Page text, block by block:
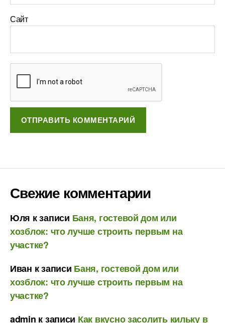
Сайт
Свежие комментарии
Юля к записи Баня, гостевой дом или
хозблок: что лучше строить первым на
участке?
Иван к записи Баня, гостевой дом или
хозблок: что лучше строить первым на
участке?
admin к записи Как вкусно засолить кильку в